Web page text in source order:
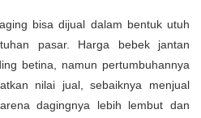
bisa dijual dalam bentuk utuh
pasar. Harga bebek jantan
betina, namun pertumbuhannya
nilai jual, sebaiknya menjual
dagingnya lebih lembut dan